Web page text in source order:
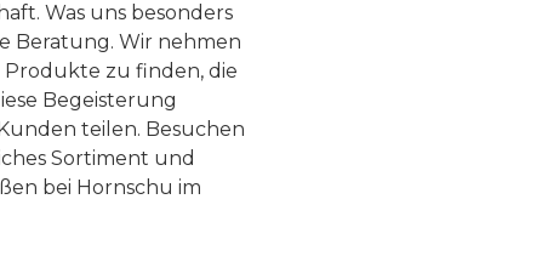
Was uns besonders
Beratung. Wir nehmen
zu finden, die
Begeisterung
teilen. Besuchen
Sortiment und
bei Hornschu im